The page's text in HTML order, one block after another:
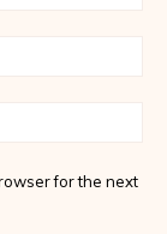
for the next